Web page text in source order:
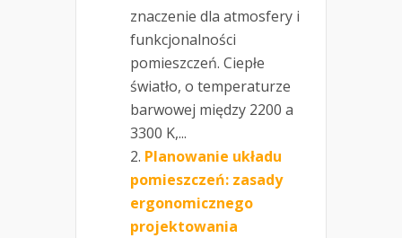
znaczenie dla atmosfery i
funkcjonalności
pomieszczeń. Ciepłe
światło, o temperaturze
barwowej między 2200 a
3300 K,...
Planowanie układu
pomieszczeń: zasady
ergonomicznego
projektowania